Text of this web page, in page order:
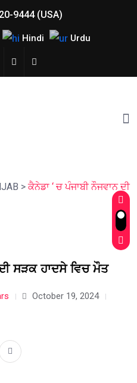
9444 (USA)
Hindi Urdu
> ਕੈਨੇਡਾ ‘ ਚ ਪੰਜਾਬੀ ਨੌਜਵਾਨ ਦੀ
ਸੜਕ ਹਾਦਸੇ ਵਿਚ ਮੌਤ
October 19, 2024